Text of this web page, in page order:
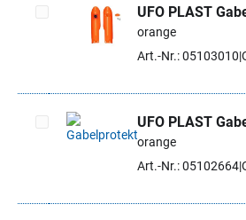
Artikel auswählen
UFO PLAST
orange
Art.-Nr.: 05103010
Artikel auswählen
UFO PLAST
orange
Art.-Nr.: 05102664